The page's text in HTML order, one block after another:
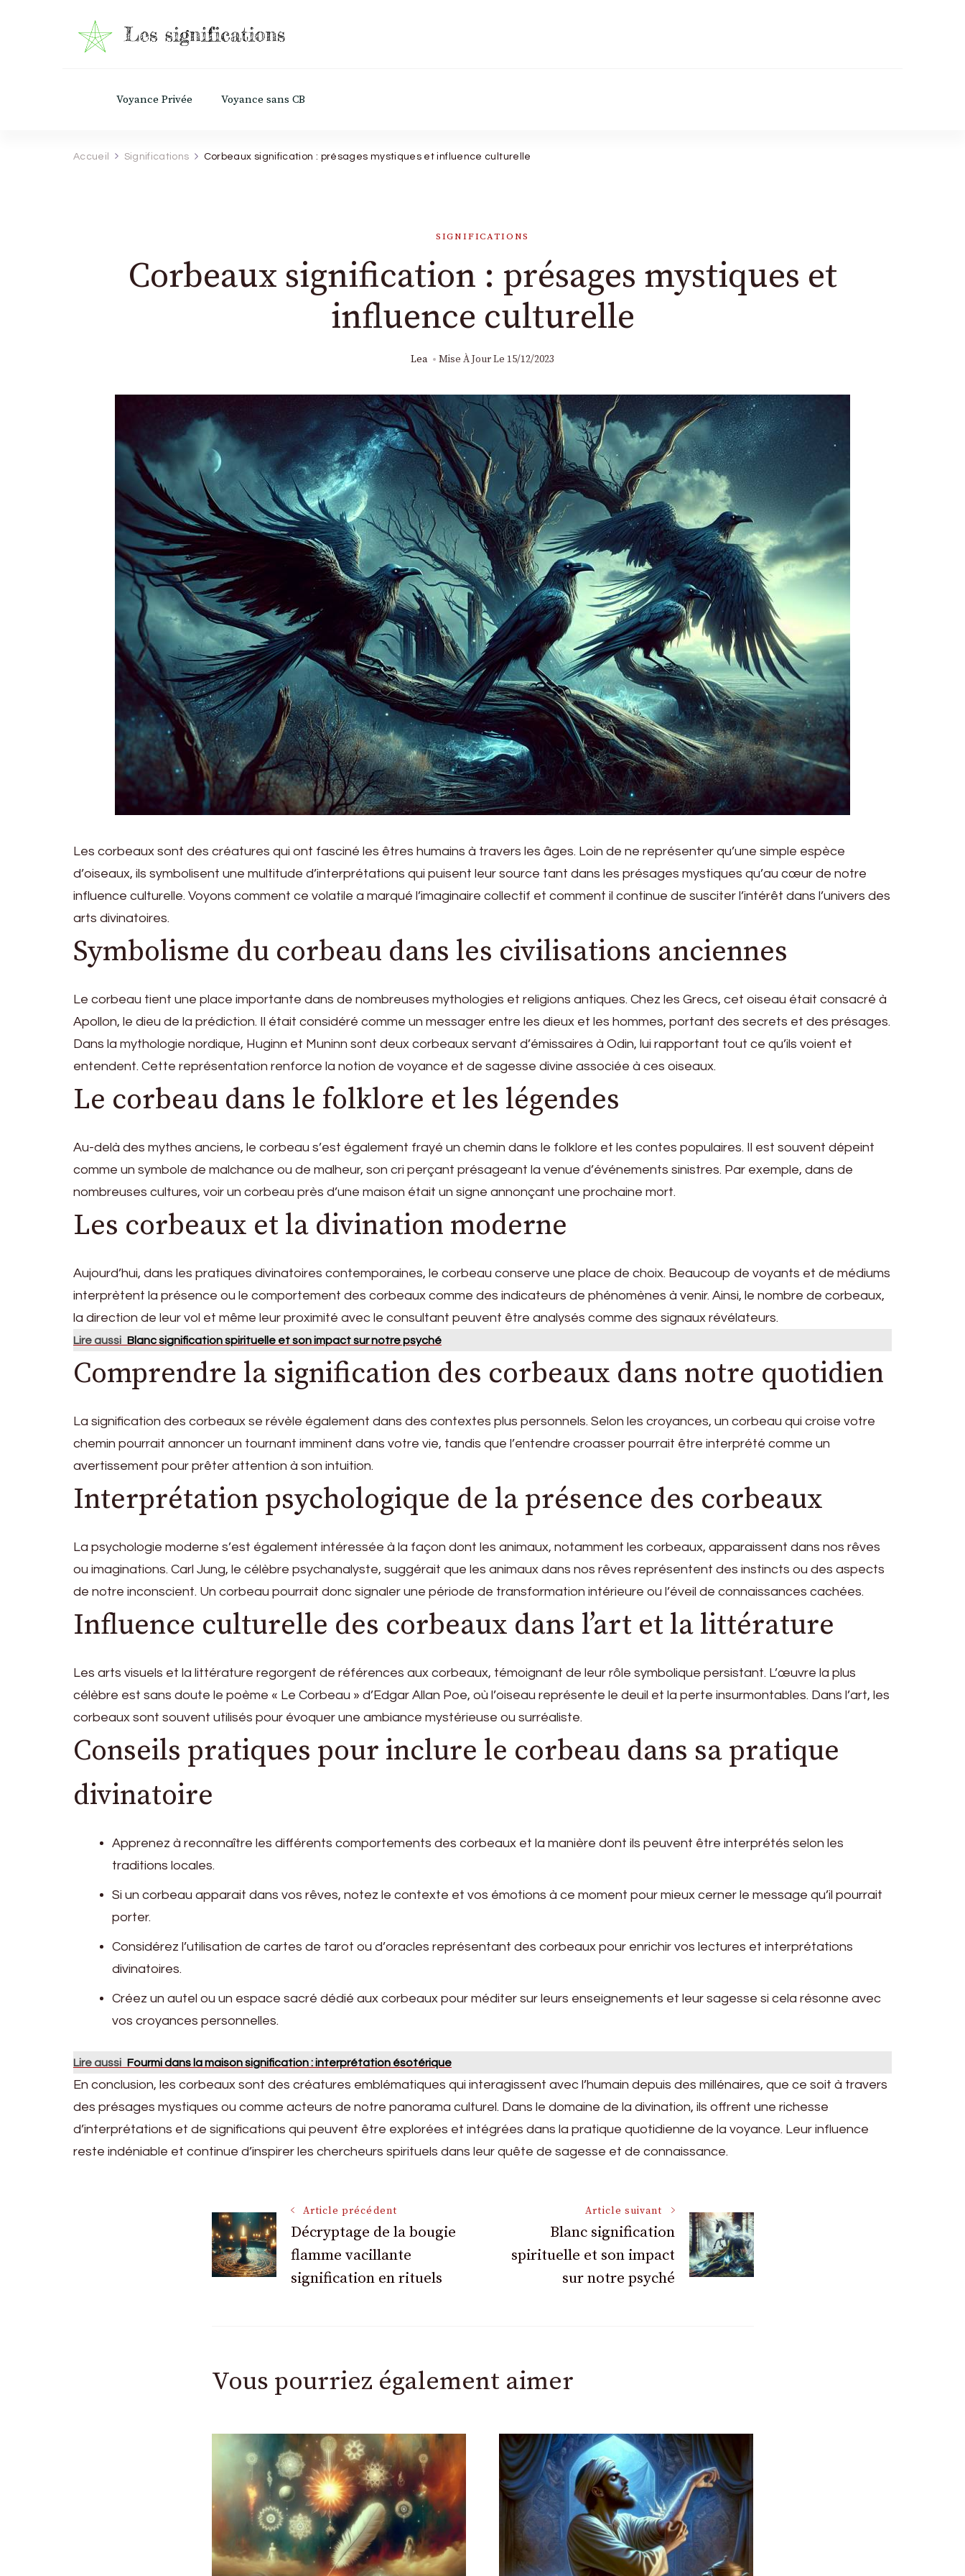
Voyance Privée Voyance sans CB
Accueil Significations Corbeaux signification : présages mystiques et influence culturelle
SIGNIFICATIONS
Corbeaux signification : présages mystiques et
influence culturelle
Lea Mise À Jour Le 15/12/2023
Les corbeaux sont des créatures qui ont fasciné les êtres humains à travers les âges. Loin de ne représenter qu’une simple espèce
d’oiseaux, ils symbolisent une multitude d’interprétations qui puisent leur source tant dans les présages mystiques qu’au cœur de notre
influence culturelle. Voyons comment ce volatile a marqué l’imaginaire collectif et comment il continue de susciter l’intérêt dans l’univers des
arts divinatoires.
Symbolisme du corbeau dans les civilisations anciennes
Le corbeau tient une place importante dans de nombreuses mythologies et religions antiques. Chez les Grecs, cet oiseau était consacré à
Apollon, le dieu de la prédiction. Il était considéré comme un messager entre les dieux et les hommes, portant des secrets et des présages.
Dans la mythologie nordique, Huginn et Muninn sont deux corbeaux servant d’émissaires à Odin, lui rapportant tout ce qu’ils voient et
entendent. Cette représentation renforce la notion de voyance et de sagesse divine associée à ces oiseaux.
Le corbeau dans le folklore et les légendes
Au-delà des mythes anciens, le corbeau s’est également frayé un chemin dans le folklore et les contes populaires. Il est souvent dépeint
comme un symbole de malchance ou de malheur, son cri perçant présageant la venue d’événements sinistres. Par exemple, dans de
nombreuses cultures, voir un corbeau près d’une maison était un signe annonçant une prochaine mort.
Les corbeaux et la divination moderne
Aujourd’hui, dans les pratiques divinatoires contemporaines, le corbeau conserve une place de choix. Beaucoup de voyants et de médiums
interprètent la présence ou le comportement des corbeaux comme des indicateurs de phénomènes à venir. Ainsi, le nombre de corbeaux,
la direction de leur vol et même leur proximité avec le consultant peuvent être analysés comme des signaux révélateurs.
Lire aussi Blanc signification spirituelle et son impact sur notre psyché
Comprendre la signification des corbeaux dans notre quotidien
La signification des corbeaux se révèle également dans des contextes plus personnels. Selon les croyances, un corbeau qui croise votre
chemin pourrait annoncer un tournant imminent dans votre vie, tandis que l’entendre croasser pourrait être interprété comme un
avertissement pour prêter attention à son intuition.
Interprétation psychologique de la présence des corbeaux
La psychologie moderne s’est également intéressée à la façon dont les animaux, notamment les corbeaux, apparaissent dans nos rêves
ou imaginations. Carl Jung, le célèbre psychanalyste, suggérait que les animaux dans nos rêves représentent des instincts ou des aspects
de notre inconscient. Un corbeau pourrait donc signaler une période de transformation intérieure ou l’éveil de connaissances cachées.
Influence culturelle des corbeaux dans l’art et la littérature
Les arts visuels et la littérature regorgent de références aux corbeaux, témoignant de leur rôle symbolique persistant. L’œuvre la plus
célèbre est sans doute le poème « Le Corbeau » d’Edgar Allan Poe, où l’oiseau représente le deuil et la perte insurmontables. Dans l’art, les
corbeaux sont souvent utilisés pour évoquer une ambiance mystérieuse ou surréaliste.
Conseils pratiques pour inclure le corbeau dans sa pratique
divinatoire
Apprenez à reconnaître les différents comportements des corbeaux et la manière dont ils peuvent être interprétés selon les
traditions locales.
Si un corbeau apparait dans vos rêves, notez le contexte et vos émotions à ce moment pour mieux cerner le message qu’il pourrait
porter.
Considérez l’utilisation de cartes de tarot ou d’oracles représentant des corbeaux pour enrichir vos lectures et interprétations
divinatoires.
Créez un autel ou un espace sacré dédié aux corbeaux pour méditer sur leurs enseignements et leur sagesse si cela résonne avec
vos croyances personnelles.
Lire aussi Fourmi dans la maison signification : interprétation ésotérique
En conclusion, les corbeaux sont des créatures emblématiques qui interagissent avec l’humain depuis des millénaires, que ce soit à travers
des présages mystiques ou comme acteurs de notre panorama culturel. Dans le domaine de la divination, ils offrent une richesse
d’interprétations et de significations qui peuvent être explorées et intégrées dans la pratique quotidienne de la voyance. Leur influence
reste indéniable et continue d’inspirer les chercheurs spirituels dans leur quête de sagesse et de connaissance.
Navigation
des
Article précédent
Décryptage de la bougie
flamme vacillante
signification en rituels
Article suivant
Blanc signification
spirituelle et son impact
sur notre psyché
Vous pourriez également aimer